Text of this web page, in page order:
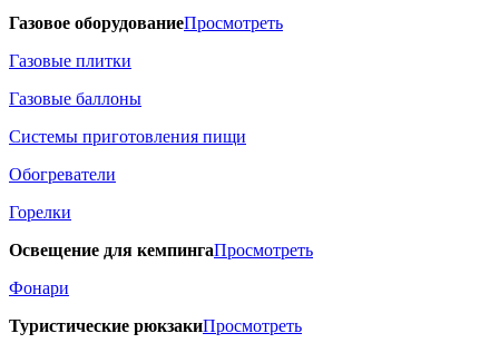
Газовое оборудованиеПросмотреть
Газовые плитки
Газовые баллоны
Системы приготовления пищи
Обогреватели
Горелки
Освещение для кемпингаПросмотреть
Фонари
Туристические рюкзакиПросмотреть